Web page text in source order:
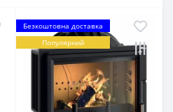
Безкоштовна доставка
Популярний